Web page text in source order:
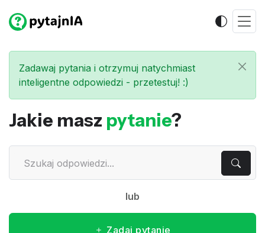
Zadawaj pytania i otrzymuj natychmiast
inteligentne odpowiedzi - przetestuj! :)
Jakie masz pytanie?
lub
Zadaj pytanie